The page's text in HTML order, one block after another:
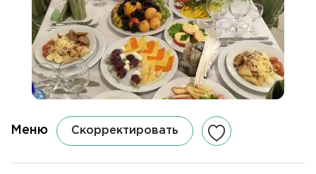
Меню Скорректировать